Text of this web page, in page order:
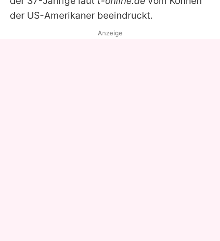
der US-Amerikaner beeindruckt.
Anzeige